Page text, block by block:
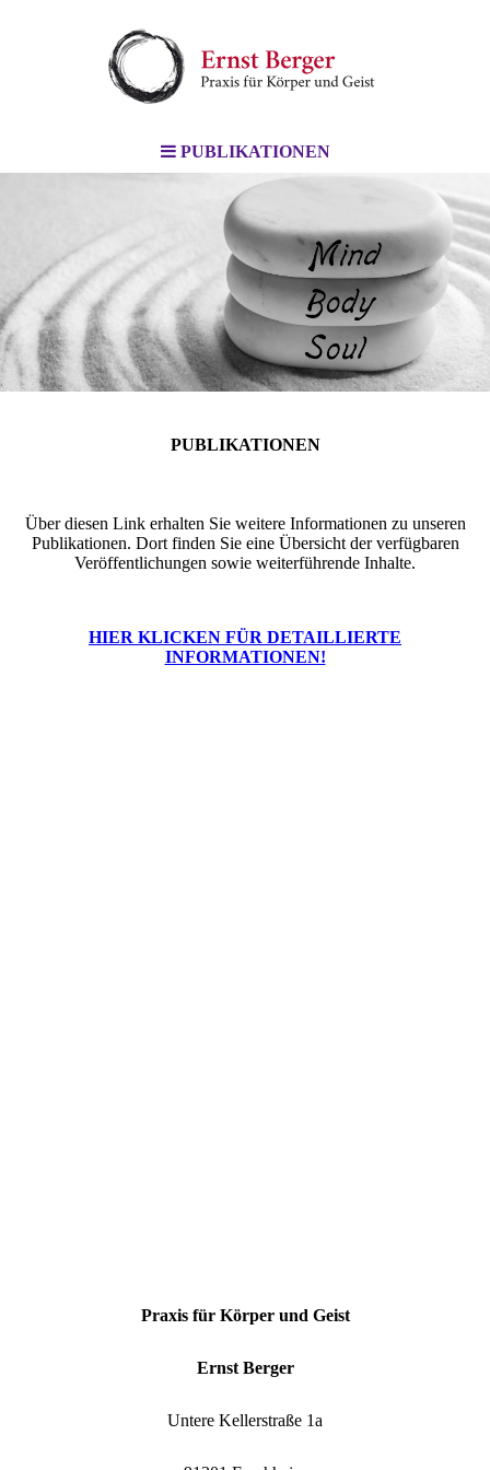
PUBLIKATIONEN
PUBLIKATIONEN
Über diesen Link erhalten Sie weitere Informationen zu unseren
Publikationen. Dort finden Sie eine Übersicht der verfügbaren
Veröffentlichungen sowie weiterführende Inhalte.
HIER KLICKEN FÜR DETAILLIERTE
INFORMATIONEN!
Praxis für Körper und Geist
Ernst Berger
Untere Kellerstraße 1a